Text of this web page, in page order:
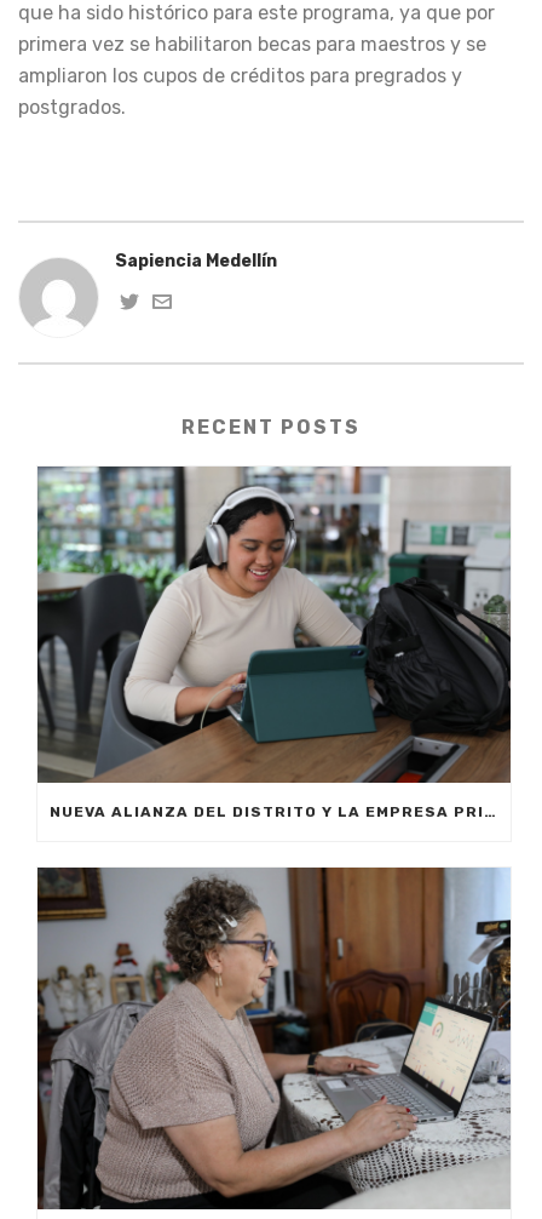
que ha sido histórico para este programa, ya que por
primera vez se habilitaron becas para maestros y se
ampliaron los cupos de créditos para pregrados y
postgrados.
Sapiencia Medellín
RECENT POSTS
NUEVA ALIANZA DEL DISTRITO Y LA EMPRESA PRIVADA PERMITIRÁ FORMAR A CIUDADANOS DE MEDELLÍN EN INTELIGENCIA ARTIFICIAL APLICADA A LOS NEGOCIOS